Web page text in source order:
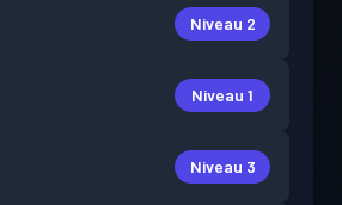
Niveau 2
Niveau 1
Niveau 3